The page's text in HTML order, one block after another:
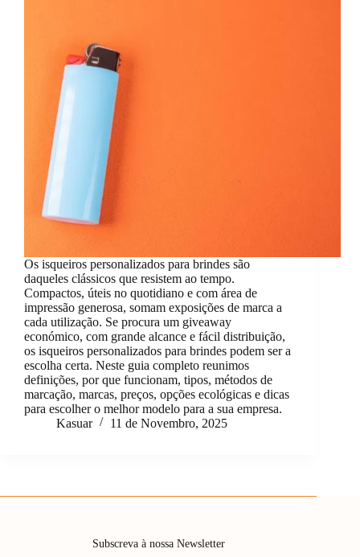
Os isqueiros personalizados para brindes são
daqueles clássicos que resistem ao tempo.
Compactos, úteis no quotidiano e com área de
impressão generosa, somam exposições de marca a
cada utilização. Se procura um giveaway
económico, com grande alcance e fácil distribuição,
os isqueiros personalizados para brindes podem ser a
escolha certa. Neste guia completo reunimos
definições, por que funcionam, tipos, métodos de
marcação, marcas, preços, opções ecológicas e dicas
para escolher o melhor modelo para a sua empresa.
Kasuar
11 de Novembro, 2025
Subscreva à nossa Newsletter